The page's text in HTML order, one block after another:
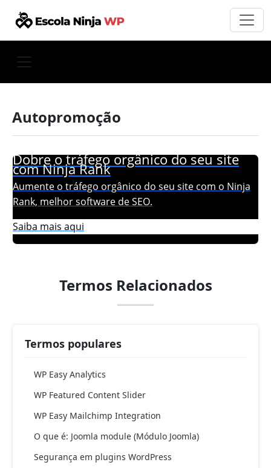
Autopromoção
Dobre o tráfego orgânico do seu site
com Ninja Rank
Aumente o tráfego orgânico do seu site com o Ninja
Rank, melhor software de SEO.
Saiba mais aqui
Termos Relacionados
Termos populares
WP Easy Analytics
WP Featured Content Slider
WP Easy Mailchimp Integration
O que é: Joomla module (Módulo Joomla)
Segurança em plugins WordPress